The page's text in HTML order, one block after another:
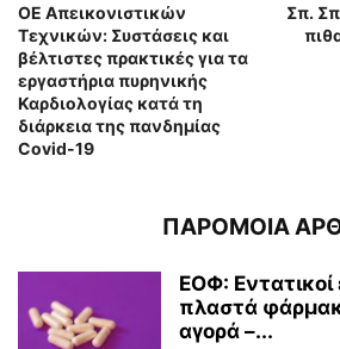
ΟΕ Απεικονιστικών
Τεχνικών: Συστάσεις και
βέλτιστες πρακτικές για τα
εργαστήρια πυρηνικής
Καρδιολογίας κατά τη
διάρκεια της πανδημίας
Covid-19
Σπ.
ΠΑΡΟΜΟΙΑ
ΕΟΦ: Εντατικοί
πλαστά
αγορά –...